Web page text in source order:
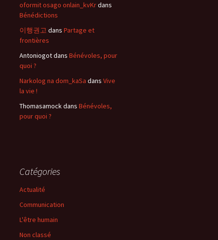
oformit osago onlain_kvKrdans
Bénédictions
이행권고 dans Partage et
frontières
Antoniogotdans Bénévoles, pour
quoi ?
Narkolog na dom_kaSa dans Vive
la vie !
Thomasamockdans Bénévoles,
pour quoi ?
Catégories
Actualité
Communication
L'être humain
Non classé